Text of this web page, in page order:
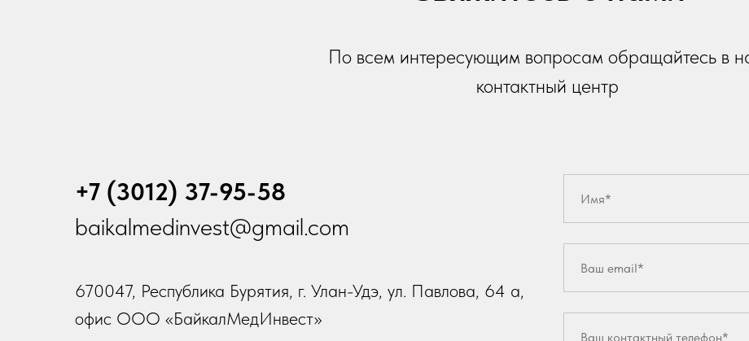
По всем интересующим вопросам обращайтесь в
контактный центр
+7 (3012) 37-95-58
baikalmedinvest@gmail.com
670047, Республика Бурятия, г. Улан-Удэ, ул. Павлова, 64 а,
офис ООО «БайкалМедИнвест»